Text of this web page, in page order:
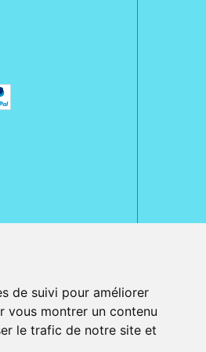
de suivi pour améliorer
vous montrer un contenu
le trafic de notre site et
Androïd 5.0 ou version